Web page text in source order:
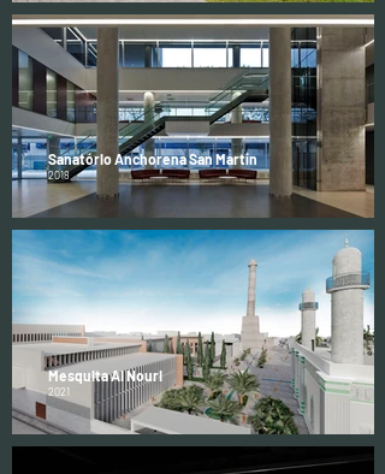
Sanatório Anchorena San Martín
2018
Mesquita Al Nouri
2021